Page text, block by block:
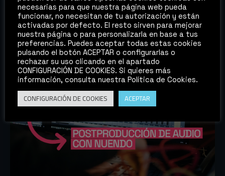
necesarias para que nuestra página web pueda
funcionar, no necesitan de tu autorización y están
activadas por defecto. El resto sirven para mejorar
nuestra página o para personalizarla en base a tus
preferencias. Puedes aceptar todas estas cookies
pulsando el botón ACEPTAR o configurarlas o
rechazar su uso clicando en el apartado
CONFIGURACIÓN DE COOKIES. Si quieres más
información, consulta nuestra Política de Cookies.
CONFIGURACIÓN DE COOKIES ACEPTAR